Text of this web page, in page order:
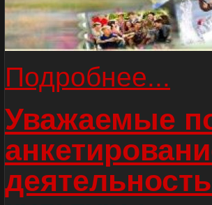
Подробнее...
Уважаемые